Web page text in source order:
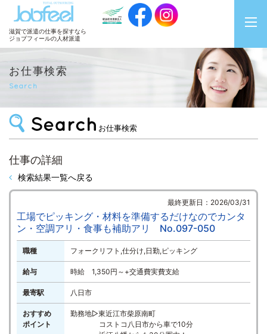
JobFeel
滋賀で派遣の仕事を探すなら
ジョブフィールの人材派遣
お仕事検索
Search
お仕事検索
仕事の詳細
検索結果一覧へ戻る
最終更新日：2026/03/31
工場でピッキング・材料を準備するだけなのでカンタ
ン・空調アリ・食事も補助アリ No.097-050
職種 フォークリフト,仕分け,日勤,ピッキング
給与 時給 1,350円～+交通費実費支給
最寄駅 八日市
おすすめ
ポイント
勤務地▷東近江市柴原南町
コストコ八日市から車で10分